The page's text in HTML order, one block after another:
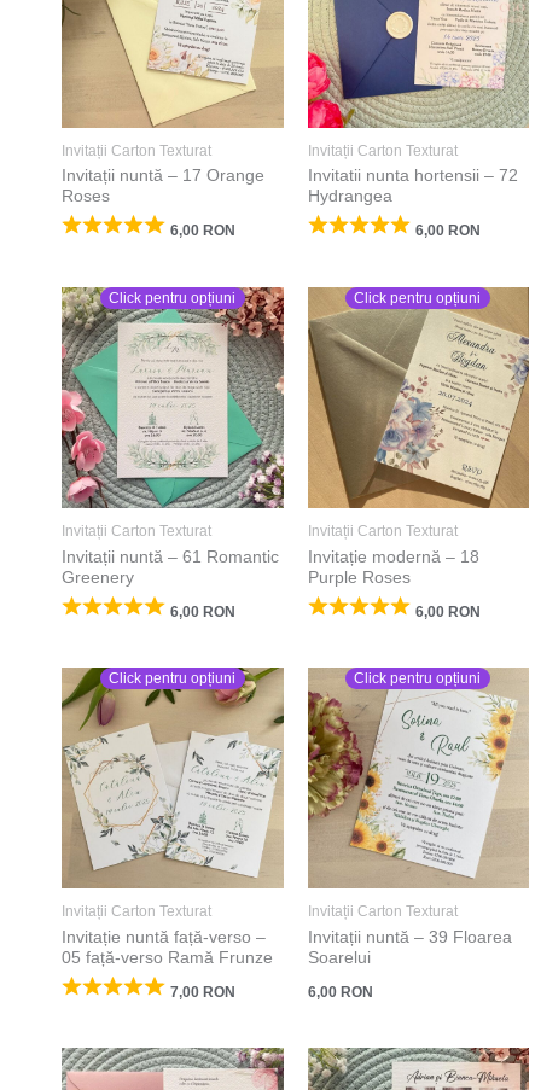
Invitații Carton Texturat
Invitații nuntă – 17 Orange
Roses
6,00 RON
Invitații Carton Texturat
Invitatii nunta hortensii – 72
Hydrangea
6,00 RON
Click pentru opțiuni
Invitații Carton Texturat
Invitații nuntă – 61 Romantic
Greenery
6,00 RON
Click pentru opțiuni
Invitații Carton Texturat
Invitație modernă – 18
Purple Roses
6,00 RON
Click pentru opțiuni
Invitații Carton Texturat
Invitație nuntă față-verso –
05 față-verso Ramă Frunze
7,00 RON
Click pentru opțiuni
Invitații Carton Texturat
Invitații nuntă – 39 Floarea
Soarelui
6,00 RON